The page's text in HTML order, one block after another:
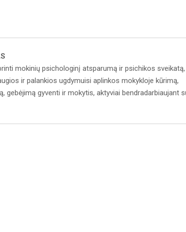
mokinių psichologinį atsparumą ir psichikos sveikatą,
ir palankios ugdymuisi aplinkos mokykloje kūrimą,
gebėjimą gyventi ir mokytis, aktyviai bendradarbiaujant